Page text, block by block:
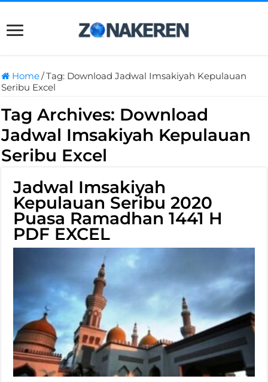
Home/Tag: Download Jadwal Imsakiyah Kepulauan
Seribu Excel
Tag Archives: Download
Jadwal Imsakiyah Kepulauan
Seribu Excel
Jadwal Imsakiyah
Kepulauan Seribu 2020
Puasa Ramadhan 1441 H
PDF EXCEL